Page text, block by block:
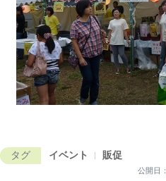
タグ イベント 販促
公開日：